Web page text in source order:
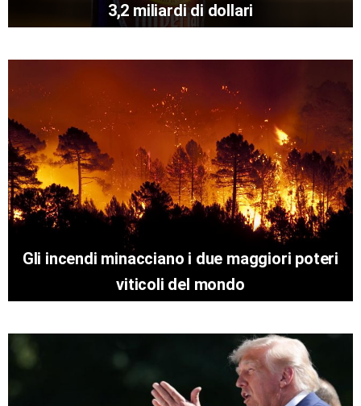
3,2 miliardi di dollari
Gli incendi minacciano i due maggiori poteri
viticoli del mondo